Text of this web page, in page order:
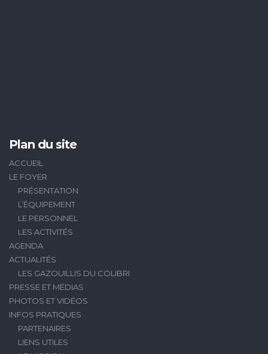
Plan du site
ACCUEIL
LE FOYER
PRÉSENTATION
L’ÉQUIPEMENT
LE PERSONNEL
LES ACTIVITÉS
AGENDA
ACTUALITÉS
LES GAZOUILLIS DU COLIBRI
PRESSE ET MÉDIAS
PHOTOS ET VIDÉOS
INFOS PRATIQUES
PARTENAIRES
LIENS UTILES